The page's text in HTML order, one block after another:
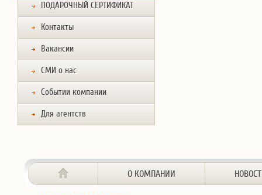
ПОДАРОЧНЫЙ СЕРТИФИКАТ
Контакты
Вакансии
СМИ о нас
Событии компании
Для агентств
О КОМПАНИИ